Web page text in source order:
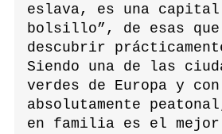
eslava, es una capital
bolsillo”, de esas que
descubrir
Siendo una de las
verdes de Europa y
absolutamente
en familia es el mejor